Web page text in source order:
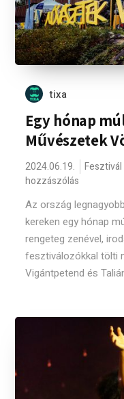
tixa
Egy hónap
Művészetek
2024.06.19. Fesztivál
hozzászólás
Az ország
kereken egy hónap
rengeteg zenével,
fesztiválozókkal tölti
Vigántpetend és